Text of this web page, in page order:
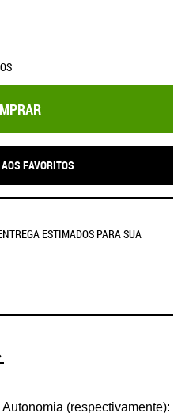
FAVORITOS
ESTIMADOS PARA SUA
(respectivamente):